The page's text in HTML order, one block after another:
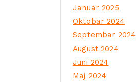
Januar 2025
Oktobar 2024
Septembar 2024
August 2024
Juni 2024
Maj 2024